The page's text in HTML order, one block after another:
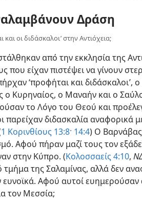
Δράση
οι διδάσκαλοι’ στην Αντιόχεια;
από την εκκλησία της
που είχαν πιστέψει να γίνουν
‘προφήται και διδάσκαλοι’,
ο Κυρηναίος, ο Μαναήν και ο
το Λόγο του Θεού και
παρείχαν διδασκαλία αναφορικά
1 Κορινθίους 13:8· 14:4) Ο
Αφού πήραν μαζί τους τον
στην Κύπρο. (Κολοσσαείς 4:10,
της Σαλαμίνας, αλλά δεν
ευνοϊκά. Αφού αυτοί ευημερούσαν
τον Μεσσία;